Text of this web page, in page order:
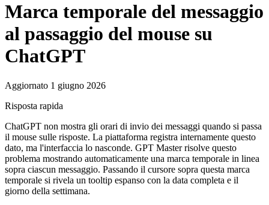
Marca temporale del messaggio
al passaggio del mouse su
ChatGPT
Aggiornato 1 giugno 2026
Risposta rapida
ChatGPT non mostra gli orari di invio dei messaggi quando si passa
il mouse sulle risposte. La piattaforma registra internamente questo
dato, ma l'interfaccia lo nasconde. GPT Master risolve questo
problema mostrando automaticamente una marca temporale in linea
sopra ciascun messaggio. Passando il cursore sopra questa marca
temporale si rivela un tooltip espanso con la data completa e il
giorno della settimana.